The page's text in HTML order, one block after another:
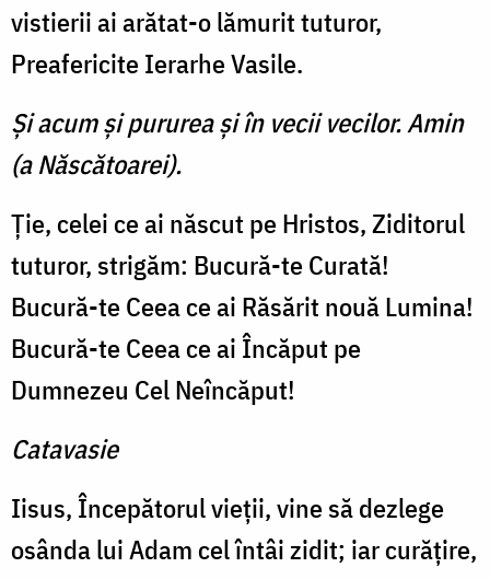
vistierii ai arătat-o lămurit tuturor,
Preafericite Ierarhe Vasile.
Şi acum şi pururea şi în vecii vecilor. Amin
(a Născătoarei).
Ţie, celei ce ai născut pe Hristos, Ziditorul
tuturor, strigăm: Bucură-te Curată!
Bucură-te Ceea ce ai Răsărit nouă Lumina!
Bucură-te Ceea ce ai Încăput pe
Dumnezeu Cel Neîncăput!
Catavasie
Iisus, Începătorul vieţii, vine să dezlege
osânda lui Adam cel întâi zidit; iar curăţire,